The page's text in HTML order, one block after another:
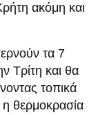
ακόμη και
τα 7
Τρίτη και θα
τοπικά
θερμοκρασία